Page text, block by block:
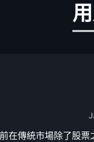
在傳統市場除了股票